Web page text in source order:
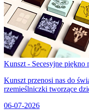
Kunszt - Secesyjne piękno
Kunszt przenosi nas do
rzemieślniczki tworzące
06-07-2026